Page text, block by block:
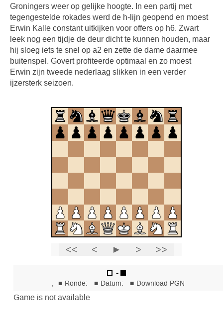
Groningers weer op gelijke hoogte. In een partij met
tegengestelde rokades werd de h-lijn geopend en moest
Erwin Kalle constant uitkijken voor offers op h6. Zwart
leek nog een tijdje de deur dicht te kunnen houden, maar
hij sloeg iets te snel op a2 en zette de dame daarmee
buitenspel. Govert profiteerde optimaal en zo moest
Erwin zijn tweede nederlaag slikken in een verder
ijzersterk seizoen.